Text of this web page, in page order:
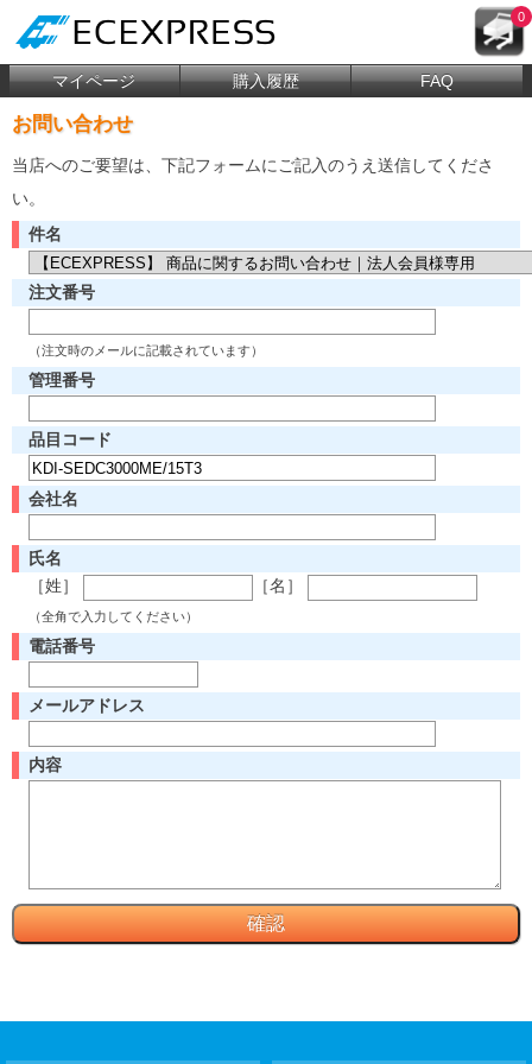
0
マイページ 購入履歴 FAQ
お問い合わせ
当店へのご要望は、下記フォームにご記入のうえ送信してくださ
い。
件名
注文番号
（注文時のメールに記載されています）
管理番号
品目コード
会社名
氏名
［姓］
［名］
（全角で入力してください）
電話番号
メールアドレス
内容